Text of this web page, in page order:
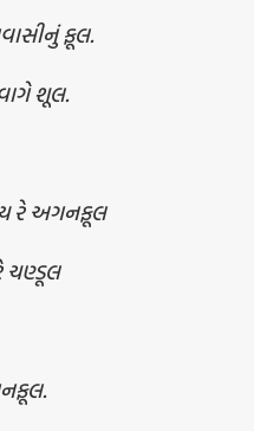
ફૂલ.
શૂલ.
રે અગનફૂલ
ચણ્ડૂલ